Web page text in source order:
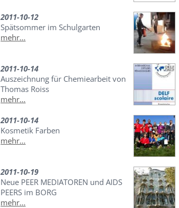
2011-10-12
Spätsommer im Schulgarten
mehr...
2011-10-14
Auszeichnung für Chemiearbeit von
Thomas Roiss
mehr...
2011-10-14
Kosmetik Farben
mehr...
2011-10-19
Neue PEER MEDIATOREN und AIDS
PEERS im BORG
mehr...